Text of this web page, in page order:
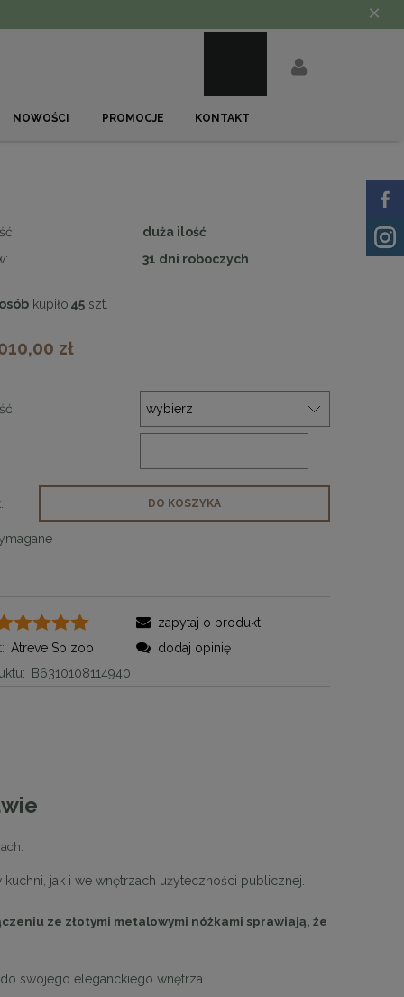
×
NOWOŚCI PROMOCJE KONTAKT
duża ilość
31 dni roboczych
osób kupiło 45 szt.
zł
DO KOSZYKA
Atreve Sp zoo
B6310108114940
zapytaj o produkt
dodaj opinię
jak i we wnętrzach użyteczności publicznej.
ze złotymi metalowymi nóżkami sprawiają, że
do swojego eleganckiego wnętrza